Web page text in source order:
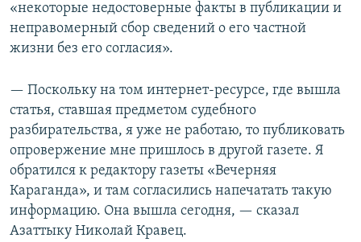
«некоторые недостоверные факты в публикации и
неправомерный сбор сведений о его частной
жизни без его согласия».
— Поскольку на том интернет-ресурсе, где вышла
статья, ставшая предметом судебного
разбирательства, я уже не работаю, то публиковать
опровержение мне пришлось в другой газете. Я
обратился к редактору газеты «Вечерняя
Караганда», и там согласились напечатать такую
информацию. Она вышла сегодня, — сказал
Азаттыку Николай Кравец.